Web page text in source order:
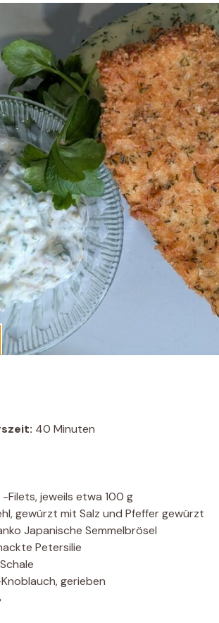
40 Minuten
-Filets, jeweils etwa 100 g
gewürzt mit Salz und Pfeffer gewürzt
Japanische Semmelbrösel
Petersilie
Knoblauch, gerieben